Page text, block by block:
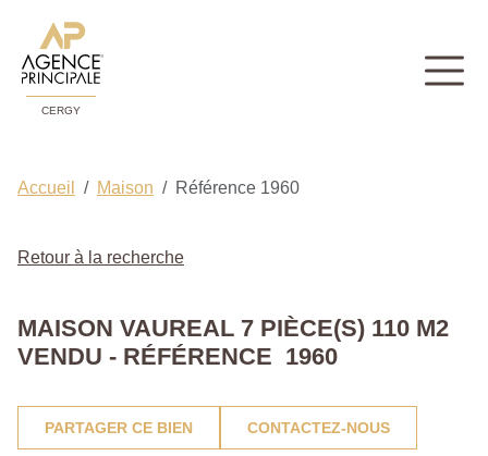
CERGY
Accueil Maison Référence 1960
Retour à la recherche
MAISON VAUREAL 7 PIÈCE(S) 110 M2
VENDU - RÉFÉRENCE 1960
PARTAGER CE BIEN CONTACTEZ-NOUS